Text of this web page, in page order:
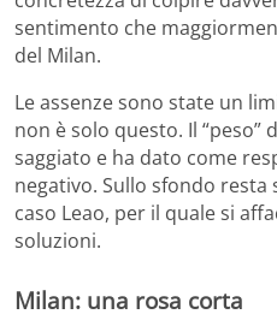
sentimento che
del Milan.
Le assenze sono state un
non è solo questo. Il “peso”
saggiato e ha dato come
negativo. Sullo sfondo
caso Leao, per il quale si
soluzioni.
Milan: una rosa corta